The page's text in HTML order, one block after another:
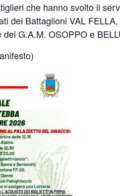
che hanno svolto il
dei Battaglioni VAL
G.A.M. OSOPPO e